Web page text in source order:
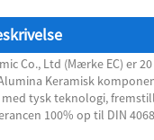
Co., Ltd (Mærke EC) er
Keramisk
med tysk teknologi,
100% op til DIN